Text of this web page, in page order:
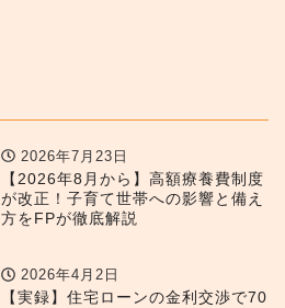
2026年7月23日
【2026年8月から】高額療養費制度
が改正！子育て世帯への影響と備え
方をFPが徹底解説
2026年4月2日
【実録】住宅ローンの金利交渉で70